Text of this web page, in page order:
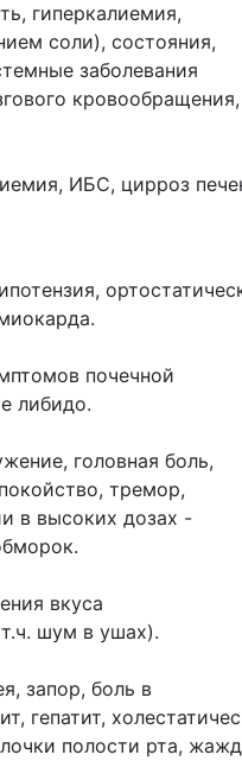
гиперкалиемия,
соли), состояния,
заболевания
кровообращения,
ИБС, цирроз
почечной
либидо.
головная боль,
тремор,
в высоких дозах -
вкуса
шум в ушах).
запор, боль в
гепатит,
полости рта,